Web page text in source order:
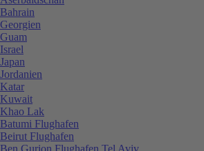
Bahrain
Georgien
Guam
Israel
Japan
Jordanien
Katar
Kuwait
Khao Lak
Batumi Flughafen
Beirut Flughafen
Ben Gurion Flughafen Tel Aviv